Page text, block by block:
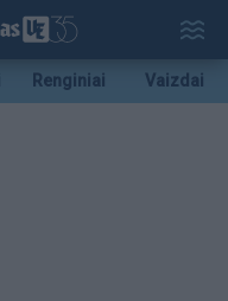
Renginiai Vaizdai